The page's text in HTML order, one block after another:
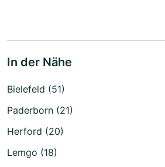
In der Nähe
Bielefeld (51)
Paderborn (21)
Herford (20)
Lemgo (18)